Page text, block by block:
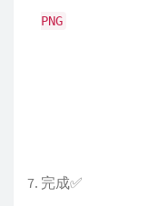
PNG
完成✅